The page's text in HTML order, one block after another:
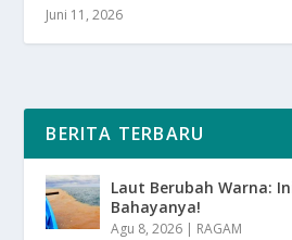
Juni 11, 2026
BERITA TERBARU
Laut Berubah Warna:
Bahayanya!
Agu 8, 2026 | RAGAM